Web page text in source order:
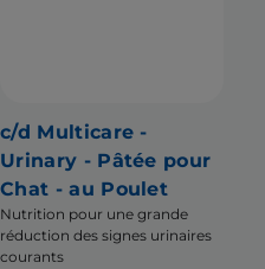
c/d Multicare -
Urinary - Pâtée pour
Chat - au Poulet
Nutrition pour une grande
réduction des signes urinaires
courants